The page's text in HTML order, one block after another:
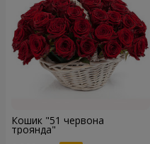
Кошик "51 червона
троянда"